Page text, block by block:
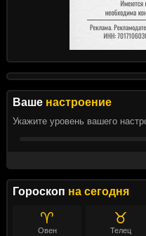
Ваше настроение
Укажите уровень вашего
Гороскоп на сегодня
♈
Овен
♉
Телец